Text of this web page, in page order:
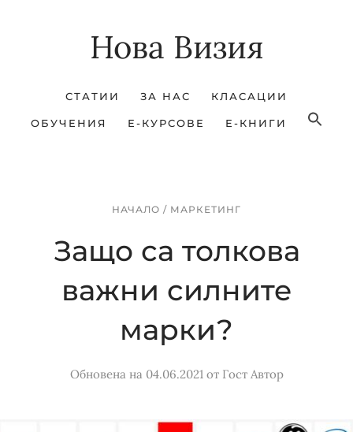
Нова Визия
СТАТИИ ЗА НАС КЛАСАЦИИ
ОБУЧЕНИЯ Е-КУРСОВЕ Е-КНИГИ
НАЧАЛО / МАРКЕТИНГ
Защо са толкова
важни силните
марки?
Обновена на 04.06.2021от Гост Автор